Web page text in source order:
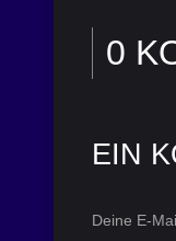
0
EIN
Deine E-